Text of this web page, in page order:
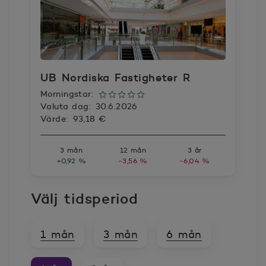
UB Nordiska Fastigheter R
Morningstar:
Valuta dag: 30.6.2026
Värde: 93,18 €
3 mån
+0,92 %
12 mån
-3,56 %
3 år
-6,04 %
Välj tidsperiod
1 mån 3 mån 6 mån